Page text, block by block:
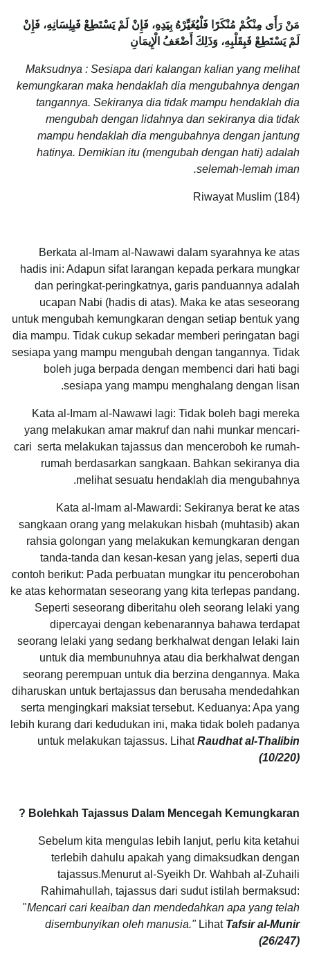
مَنْ رَأَى مِنْكُمْ مُنْكَرًا فَلْيُغَيِّرْهُ بِيَدِهِ، فَإِنْ لَمْ يَسْتَطِعْ فَبِلِسَانِهِ، فَإِنْ
لَمْ يَسْتَطِعْ فَبِقَلْبِهِ، وَذَلِكَ أَضْعَفُ الْإِيمَانِ
Maksudnya : Sesiapa dari kalangan kalian yang melihat
kemungkaran maka hendaklah dia mengubahnya dengan
tangannya. Sekiranya dia tidak mampu hendaklah dia
mengubah dengan lidahnya dan sekiranya dia tidak
mampu hendaklah dia mengubahnya dengan jantung
hatinya. Demikian itu (mengubah dengan hati) adalah
selemah-lemah iman.
Riwayat Muslim (184)
Berkata al-Imam al-Nawawi dalam syarahnya ke atas
hadis ini: Adapun sifat larangan kepada perkara mungkar
dan peringkat-peringkatnya, garis panduannya adalah
ucapan Nabi (hadis di atas). Maka ke atas seseorang
untuk mengubah kemungkaran dengan setiap bentuk yang
dia mampu. Tidak cukup sekadar memberi peringatan bagi
sesiapa yang mampu mengubah dengan tangannya. Tidak
boleh juga berpada dengan membenci dari hati bagi
sesiapa yang mampu menghalang dengan lisan.
Kata al-Imam al-Nawawi lagi: Tidak boleh bagi mereka
yang melakukan amar makruf dan nahi munkar mencari-
cari serta melakukan tajassus dan menceroboh ke rumah-
rumah berdasarkan sangkaan. Bahkan sekiranya dia
melihat sesuatu hendaklah dia mengubahnya.
Kata al-Imam al-Mawardi: Sekiranya berat ke atas
sangkaan orang yang melakukan hisbah (muhtasib) akan
rahsia golongan yang melakukan kemungkaran dengan
tanda-tanda dan kesan-kesan yang jelas, seperti dua
contoh berikut: Pada perbuatan mungkar itu pencerobohan
ke atas kehormatan seseorang yang kita terlepas pandang.
Seperti seseorang diberitahu oleh seorang lelaki yang
dipercayai dengan kebenarannya bahawa terdapat
seorang lelaki yang sedang berkhalwat dengan lelaki lain
untuk dia membunuhnya atau dia berkhalwat dengan
seorang perempuan untuk dia berzina dengannya. Maka
diharuskan untuk bertajassus dan berusaha mendedahkan
serta mengingkari maksiat tersebut. Keduanya: Apa yang
lebih kurang dari kedudukan ini, maka tidak boleh padanya
untuk melakukan tajassus. LihatRaudhat al-Thalibin
(10/220)
Bolehkah Tajassus Dalam Mencegah Kemungkaran ?
Sebelum kita mengulas lebih lanjut, perlu kita ketahui
terlebih dahulu apakah yang dimaksudkan dengan
tajassus.Menurut al-Syeikh Dr. Wahbah al-Zuhaili
Rahimahullah, tajassus dari sudut istilah bermaksud:
"Mencari cari keaiban dan mendedahkan apa yang telah
disembunyikan oleh manusia." Lihat Tafsir al-Munir
(26/247)